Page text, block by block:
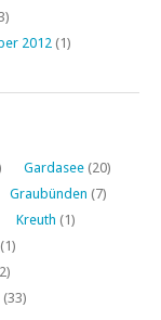
2012 (1)
Gardasee (20)
Graubünden (7)
Kreuth (1)
(1)
(33)